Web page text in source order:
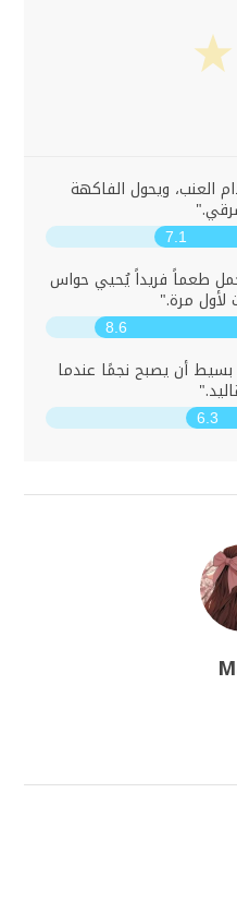
العنب، ويحول الفاكهة
7.1
طعماً فريداً يُحيي حواس
مرة."
8.6
أن يصبح نجمًا عندما
6.3